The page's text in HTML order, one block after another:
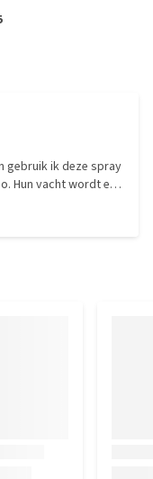
gebruik ik deze spray
Hun vacht wordt er